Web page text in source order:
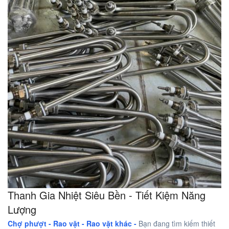
Thanh Gia Nhiệt Siêu Bền - Tiết Kiệm Năng
Lượng
Chợ phượt - Rao vặt - Rao vặt khác - Bạn đang tìm kiếm thiết